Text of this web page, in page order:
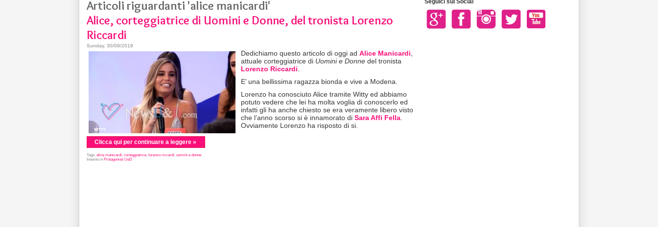
Articoli riguardanti 'alice manicardi'
Alice, corteggiatrice di Uomini e Donne, del tronista Lorenzo
Riccardi
Sunday, 30/09/2018
Dedichiamo questo articolo di oggi ad Alice Manicardi
attuale corteggiatrice di Uomini e Donne del tronista
Lorenzo Riccardi
E’ una bellissima ragazza bionda e vive a Modena.
Lorenzo ha conosciuto Alice tramite Witty ed abbiamo
potuto vedere che lei ha molta voglia di conoscerlo ed
infatti gli ha anche chiesto se era veramente libero visto
che l’anno scorso si è innamorato di Sara Affi Fella
Ovviamente Lorenzo ha risposto di si.
Clicca qui per continuare a leggere »
Tags: alice manicardi, corteggiatrice, lorenzo riccardi, uomini e donne
Inserito in Protagonisti UeD
Seguici sui Social